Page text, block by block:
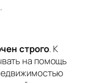
строго. К
на помощь